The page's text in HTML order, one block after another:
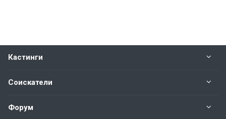
Кастинги
Соискатели
Форум